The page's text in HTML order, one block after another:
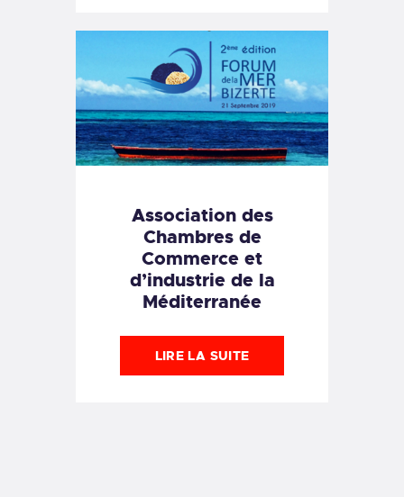
Association des
Chambres de
Commerce et
d’industrie de la
Méditerranée
LIRE LA SUITE